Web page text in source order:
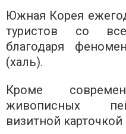
Южная Корея
туристов со
благодаря
(халь).
Кроме
живописных
визитной